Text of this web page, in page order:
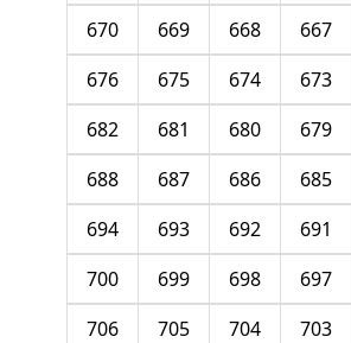
667
668
669
670
673
674
675
676
679
680
681
682
685
686
687
688
691
692
693
694
697
698
699
700
703
704
705
706